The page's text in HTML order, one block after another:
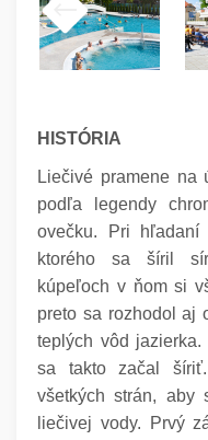
HISTÓRIA
Liečivé pramene na
podľa legendy
ovečku. Pri
ktorého sa šíril
kúpeľoch v ňom si
preto sa rozhodol aj
teplých vôd
sa takto začal
všetkých strán, aby
liečivej vody. Prvý